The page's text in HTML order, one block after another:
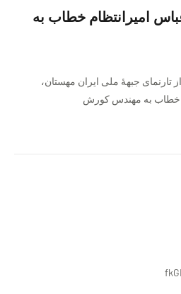
امیرانتظام خطاب به
تارنمای جبههٔ ملی‌ ایران مهستان،
خطاب به مهندس کورش